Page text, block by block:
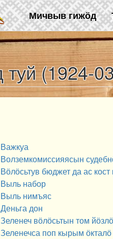
Мичвыв гижӧд
(1924-
Важкуа
Волземкомиссияясын
Вӧлӧсьтув бюджет да ас кост
Выль набор
Выль нимъяс
Деньга дон
Зеленеч вӧлӧсьтын том
Зеленечса поп кырым